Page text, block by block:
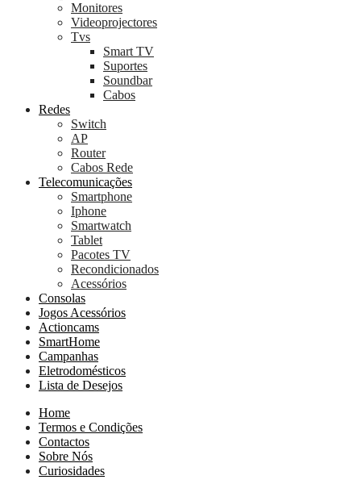
Monitores
Videoprojectores
Tvs
Smart TV
Suportes
Soundbar
Cabos
Redes
Switch
AP
Router
Cabos Rede
Telecomunicações
Smartphone
Iphone
Smartwatch
Tablet
Pacotes TV
Recondicionados
Acessórios
Consolas
Jogos Acessórios
Actioncams
SmartHome
Campanhas
Eletrodomésticos
Lista de Desejos
Home
Termos e Condições
Contactos
Sobre Nós
Curiosidades